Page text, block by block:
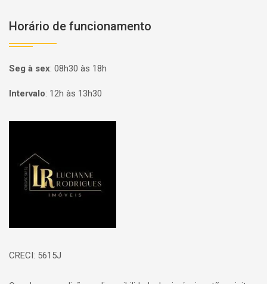
Horário de funcionamento
Seg à sex: 08h30 às 18h
Intervalo: 12h às 13h30
CRECI: 5615J